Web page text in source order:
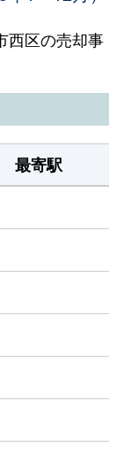
西区の売却事
最寄駅